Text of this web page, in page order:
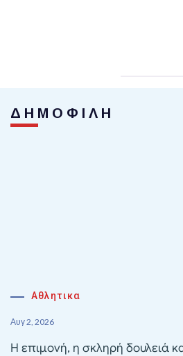
ΔΗΜΟΦΙΛΗ
Αθλητικα
Αυγ 2, 2026
Η επιμονή, η σκληρή δουλειά